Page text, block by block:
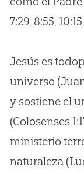
7:29, 8:55,
Jesús es
universo (Juan
y sostiene el
(Colosenses
ministerio
naturaleza